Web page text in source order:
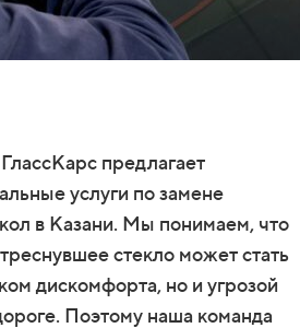
предлагает
услуги по замене
в Казани. Мы понимаем, что
стекло может стать
дискомфорта, но и угрозой
Поэтому наша команда